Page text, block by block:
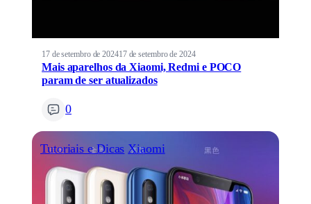
17 de setembro de 202417 de setembro de 2024
Mais aparelhos da Xiaomi, Redmi e POCO
param de ser atualizados
0
Tutoriais e Dicas Xiaomi